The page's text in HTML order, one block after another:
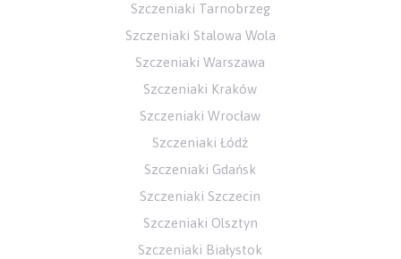
Szczeniaki Tarnobrzeg
Szczeniaki Stalowa Wola
Szczeniaki Warszawa
Szczeniaki Kraków
Szczeniaki Wrocław
Szczeniaki Łódź
Szczeniaki Gdańsk
Szczeniaki Szczecin
Szczeniaki Olsztyn
Szczeniaki Białystok